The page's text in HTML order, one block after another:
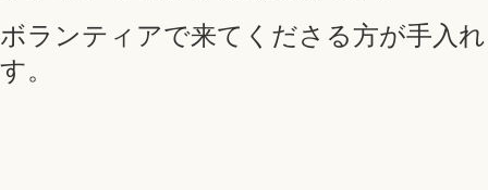
ボランティアで来てくださる方が手入
す。